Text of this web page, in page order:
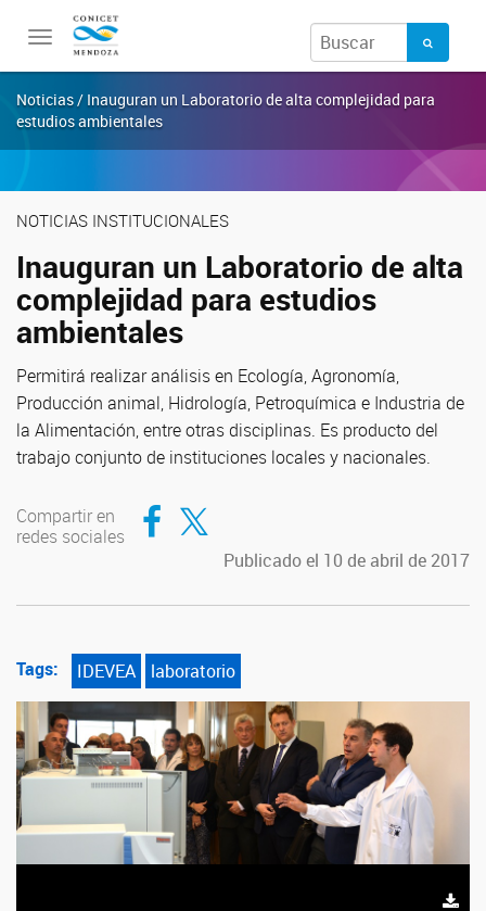
Toggle
navigation
Noticias / Inauguran un Laboratorio de alta complejidad para
estudios ambientales
NOTICIAS INSTITUCIONALES
Inauguran un Laboratorio de alta
complejidad para estudios
ambientales
Permitirá realizar análisis en Ecología, Agronomía,
Producción animal, Hidrología, Petroquímica e Industria de
la Alimentación, entre otras disciplinas. Es producto del
trabajo conjunto de instituciones locales y nacionales.
Compartir en
redes sociales
Compartir en Facebook
Compartir en Twitter
Publicado el 10 de abril de 2017
Tags: IDEVEA laboratorio